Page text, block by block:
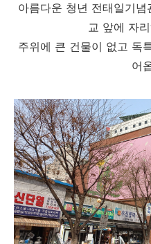
아름다운 청년 전태일기
교 앞에 자
주위에 큰 건물이 없고 독
어